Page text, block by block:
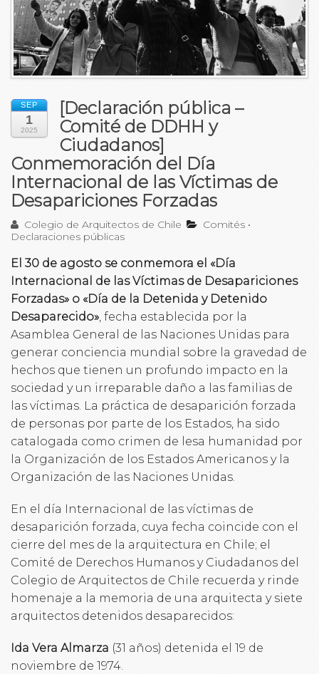
Buscar:
SEP
1
2025
[Declaración pública –
Comité de DDHH y
Ciudadanos]
Conmemoración del Día
Internacional de las Víctimas de
Desapariciones Forzadas
Colegio de Arquitectos de Chile Comités •
Declaraciones públicas
El 30 de agosto se conmemora el «Día
Internacional de las Víctimas de Desapariciones
Forzadas» o «Día de la Detenida y Detenido
Desaparecido», fecha establecida por la
Asamblea General de las Naciones Unidas para
generar conciencia mundial sobre la gravedad de
hechos que tienen un profundo impacto en la
sociedad y un irreparable daño a las familias de
las víctimas. La práctica de desaparición forzada
de personas por parte de los Estados, ha sido
catalogada como crimen de lesa humanidad por
la Organización de los Estados Americanos y la
Organización de las Naciones Unidas.
En el día Internacional de las víctimas de
desaparición forzada, cuya fecha coincide con el
cierre del mes de la arquitectura en Chile; el
Comité de Derechos Humanos y Ciudadanos del
Colegio de Arquitectos de Chile recuerda y rinde
homenaje a la memoria de una arquitecta y siete
arquitectos detenidos desaparecidos:
Ida Vera Almarza (31 años) detenida el 19 de
noviembre de 1974.